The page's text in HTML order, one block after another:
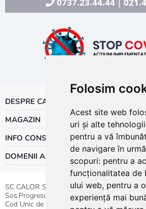
Folosim
Acest site web
uri și alte
pentru a vă
de navigare în
scopuri: pentru a
funcționalitatea de
ului web, pentru a
experiență mai
|
DESPRE CALOR
MAGAZIN
INFO CONSUMATOR
DOMENII ACTIVITATE
SC CALOR SRL
Sos.Progresului nr.30-40, Sector 5,
Cod Unic de Inregistrare: RO 3004724